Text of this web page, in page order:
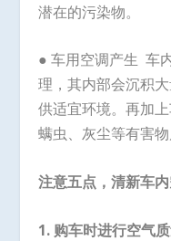
潜在的污染物。
● 车用空调产生 车
理，其内部会沉积
供适宜环境。再加
螨虫、灰尘等有害
注意五点，清新车
1. 购车时进行空气